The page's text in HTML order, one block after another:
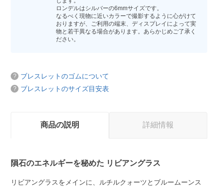
ロンデルはシルバーの6mmサイズです。
なるべく現物に近いカラーで撮影するように心がけて
おりますが、ご利用の端末、ディスプレイによって実
物と若干異なる場合があります。あらかじめご了承く
ださい。
ブレスレットのゴムについて
ブレスレットのサイズ目安表
商品の説明 詳細情報
隕石のエネルギーを秘めた リビアングラス
リビアングラスをメインに、ルチルクォーツとブルームーンス